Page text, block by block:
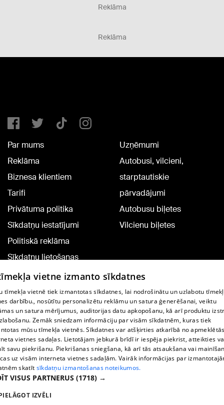
Reklāma
Reklāma
Par mums
Reklāma
Biznesa klientiem
Tarifi
Privātuma politika
Sīkdatņu iestatījumi
Politiskā reklāma
Sīkdatņu lietošanas
noteikumi
Komentāru pievienošana
Uzņēmumi
Autobusi, vilcieni,
starptautiskie
pārvadājumi
Autobusu biļetes
Vilcienu biļetes
TV programma
Līguma noteikumi
360 Ziņu kontakti
Helio Media
Portāla palīdzības dienests: e-pasts -
vietne izmanto sīkdatnes
tīmekļa vietnē tiek izmantotas sīkdatnes, lai nodrošinātu un uzlabotu
darbību., nosūtītu personalizētu reklāmu un satura ģenerēšanai, veiktu
un satura mērījumus, auditorijas datu apkopošanu, kā arī produktu
Zemāk sniedzam informāciju par visām sīkdatnēm, kuras tiek
mūsu tīmekļa vietnēs. Sīkdatnes var atšķirties atkarībā no
vietnes sadaļas. Lietotājam jebkurā brīdī ir iespēja piekrist, atteikties
savu piekrišanu. Piekrišanas sniegšana, kā arī tās atsaukšana vai
uz visām interneta vietnes sadaļām. Vairāk informācijas par
skatīt sīkdatņu izmantošanas noteikumos.
VISUS PARTNERUS (1718) →
IZVĒLI